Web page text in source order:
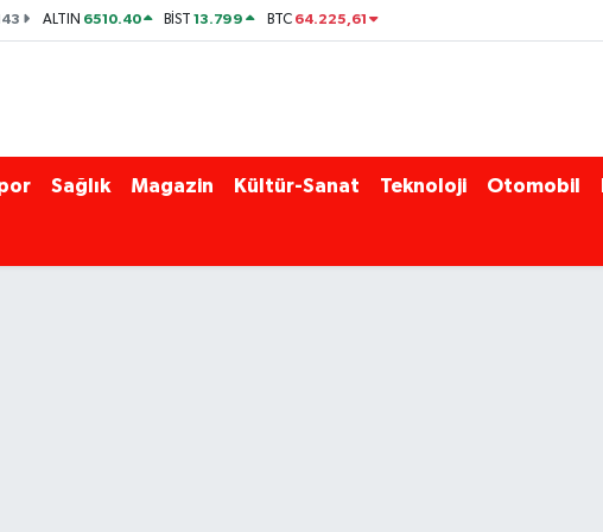
ALTIN 6510.40 BİST13.799 BTC 64.225,61
Sağlık Magazin Kültür-Sanat Teknoloji Otomobil